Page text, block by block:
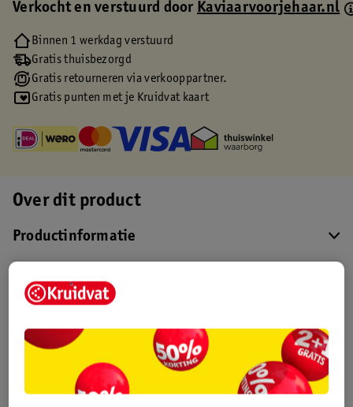
Verkocht en verstuurd doorKaviaarvoorjehaar.nl
Binnen 1 werkdag verstuurd
Gratis thuisbezorgd
Gratis retourneren via verkooppartner.
Gratis punten met je Kruidvat kaart
Over dit product
Productinformatie
Etiketinformatie
Nature Impact Score
Dit product heeft (nog) geen Nature
Impact Score.
Meer informatie